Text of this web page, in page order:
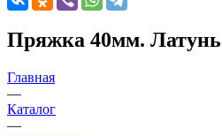
Пряжка 40мм.
Главная
—
Каталог
—